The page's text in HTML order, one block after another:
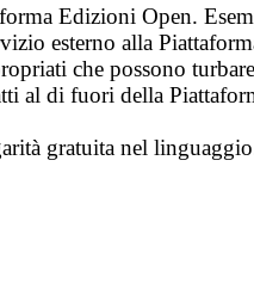
Edizioni Open.
esterno alla
che possono
al di fuori della
gratuita nel